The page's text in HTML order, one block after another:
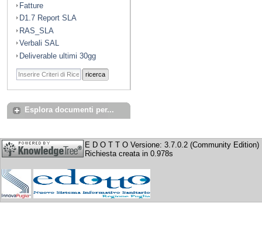
Fatture
D1.7 Report SLA
RAS_SLA
Verbali SAL
Deliverable ultimi 30gg
ricerca
Esplora documenti per...
E D O T T O Versione: 3.7.0.2 (Community Edition)
Richiesta creata in 0.978s